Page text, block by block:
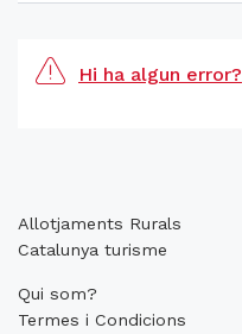
Hi ha algun error?
Allotjaments Rurals
Catalunya turisme
Qui som?
Termes i Condicions